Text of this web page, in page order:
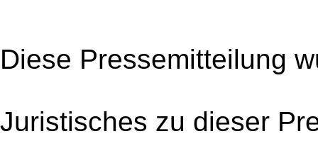
Diese Pressemitteilung
Juristisches zu dieser